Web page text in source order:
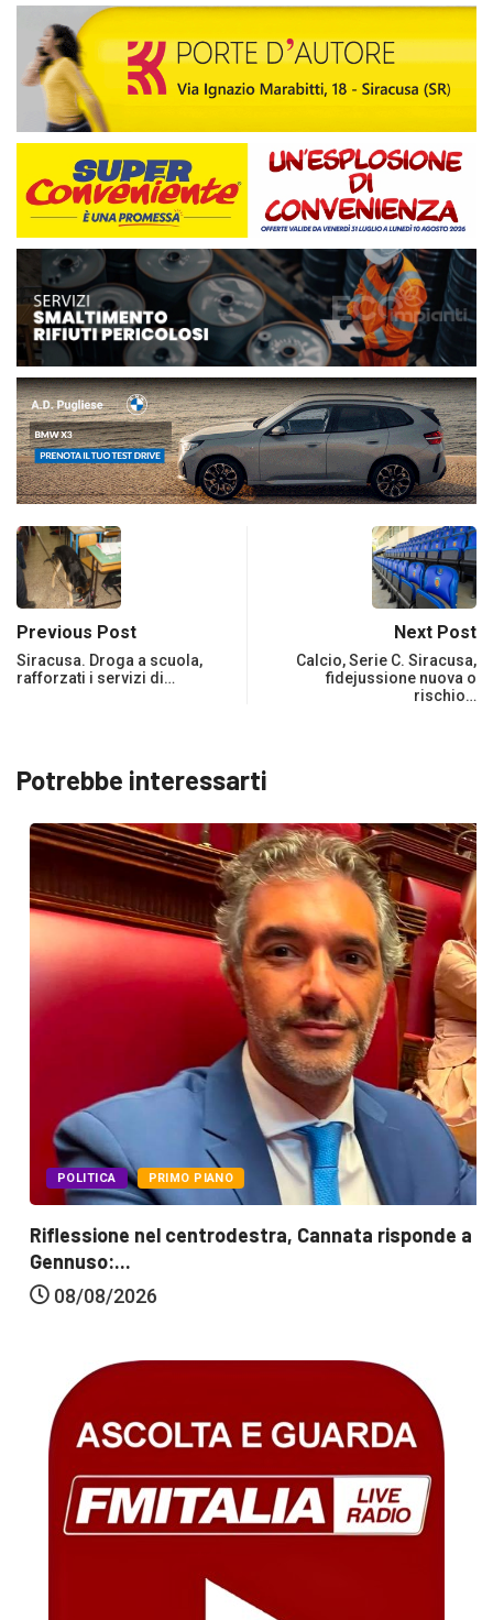
Previous Post
Siracusa. Droga a scuola,
rafforzati i servizi di…
Next Post
Calcio, Serie C. Siracusa,
fidejussione nuova o
rischio…
Potrebbe interessarti
POLITICA PRIMO PIANO
Riflessione nel centrodestra, Cannata risponde a
Gennuso:...
08/08/2026